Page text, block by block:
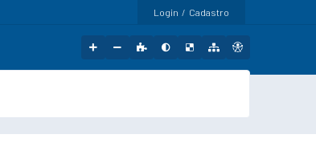
Login / Cadastro